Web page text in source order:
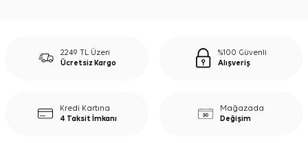
2249 TL Üzeri
Ücretsiz Kargo
%100 Güvenli
Alışveriş
Kredi Kartına
4 Taksit İmkanı
Mağazada
Değişim